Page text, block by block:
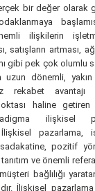
bir değer olarak
ilişkilerin
satışların artması,
gibi pek çok olumlu
uzun dönemli,
rekabet avantajı
haline getiren
ilişkisel
İlişkisel pazarlama,
pozitif
ve önemli
bağlılığı
İlişkisel